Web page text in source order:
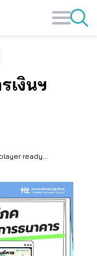
เงินฯ
player ready...